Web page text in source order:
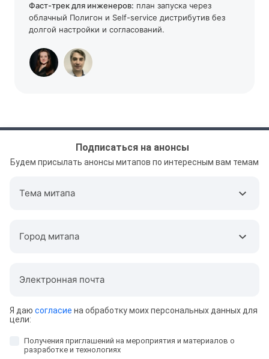
Фаст-трек для инженеров: план запуска через
облачный Полигон и Self-service дистрибутив без
долгой настройки и согласований.
Подписаться на анонсы
Будем присылать анонсы митапов по интересным вам темам
Тема митапа
Город митапа
Электронная почта
Я даю согласие на обработку моих персональных данных для
цели:
Получения приглашений на мероприятия и материалов о
разработке и технологиях